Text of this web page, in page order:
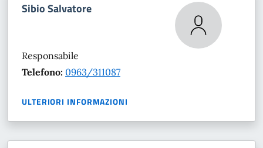
Sibio Salvatore
Responsabile
Telefono: 0963/311087
ULTERIORI INFORMAZIONI